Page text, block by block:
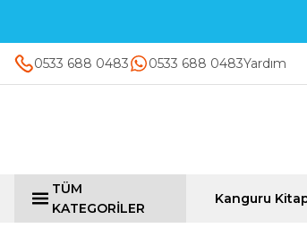
0533 688 0483 0533 688 0483Yardım
TÜM
KATEGORİLER
Kanguru